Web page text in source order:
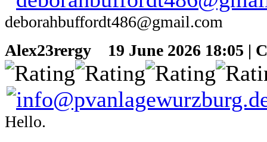
deborahbuffordt486@gmail.com
Alex23rergy
19 June 2026 18:05 |
Hello.